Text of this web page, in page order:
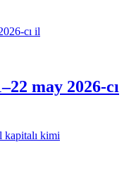
may 2026-cı